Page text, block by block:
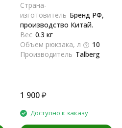
Страна-
изготовитель Бренд РФ,
производство Китай.
Вес 0.3 кг
Объем рюкзака, л
10
Производитель Talberg
1 900₽
Доступно к заказу